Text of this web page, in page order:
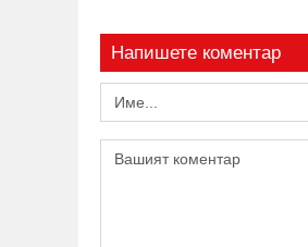
Напишете коментар